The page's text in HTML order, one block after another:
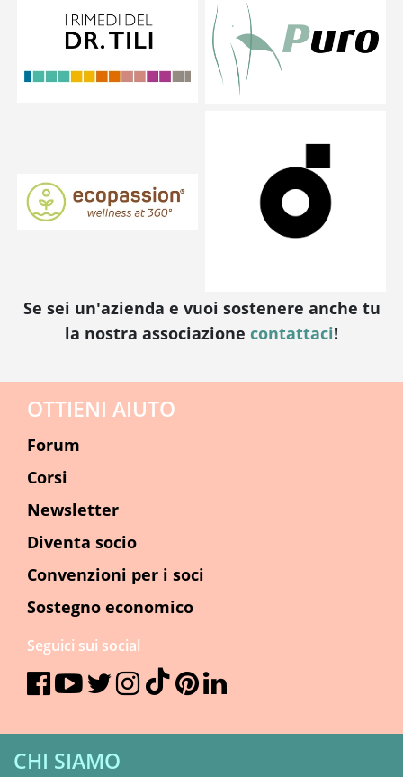
Se sei un'azienda e vuoi sostenere anche tu
la nostra associazione contattaci!
CHI SIAMO
OTTIENI AIUTO
Forum
Corsi
Newsletter
Diventa socio
Convenzioni per i soci
Sostegno economico
Seguici sui social